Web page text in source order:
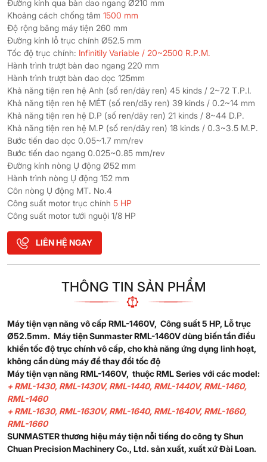
Đường kính qua bàn dao ngang Ø210 mm
Khoảng cách chống tâm 1500 mm
Độ rộng băng máy tiện 260 mm
Đường kính lỗ trục chính Ø52.5 mm
Tốc độ trục chính: Infinitily Variable / 20~2500 R.P.M.
Hành trình trượt bàn dao ngang 220 mm
Hành trình trượt bàn dao dọc 125mm
Khả năng tiện ren hệ Anh (số ren/dãy ren) 45 kinds / 2~72 T.P.I.
Khả năng tiện ren hệ MÉT (số ren/dãy ren) 39 kinds / 0.2~14 mm
Khả năng tiện ren hệ D.P (số ren/dãy ren) 21 kinds / 8~44 D.P.
Khả năng tiện ren hệ M.P (số ren/dãy ren) 18 kinds / 0.3~3.5 M.P.
Bước tiến dao dọc 0.05~1.7 mm/rev
Bước tiến dao ngang 0.025~0.85 mm/rev
Đường kính nòng Ụ động Ø52 mm
Hành trình nòng Ụ động 152 mm
Côn nòng Ụ động MT. No.4
Công suất motor trục chính 5 HP
Công suất motor tưới nguội 1/8 HP
LIÊN HỆ NGAY
THÔNG TIN SẢN PHẨM
Máy tiện vạn năng vô cấp RML-1460V, Công suất 5 HP, Lỗ trục
Ø52.5mm. Máy tiện Sunmaster RML-1460V dùng biến tần điều
khiển tốc độ trục chính vô cấp, cho khả năng ứng dụng linh hoạt,
không cần dùng máy để thay đổi tốc độ
Máy tiện vạn năng RML-1460V, thuộc RML Series với các model:
+RML-1430, RML-1430V, RML-1440, RML-1440V, RML-1460,
RML-1460
+RML-1630, RML-1630V, RML-1640, RML-1640V, RML-1660,
RML-1660
SUNMASTER thương hiệu máy tiện nỗi tiếng do công ty Shun
Chuan Precision Machinery Co., Ltd. sản xuất, xuất xứ Đài Loan.